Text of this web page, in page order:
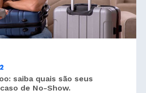
saiba quais são seus
de No-Show.